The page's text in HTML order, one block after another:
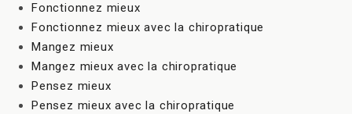
Fonctionnez mieux
Fonctionnez mieux avec la chiropratique
Mangez mieux
Mangez mieux avec la chiropratique
Pensez mieux
Pensez mieux avec la chiropratique